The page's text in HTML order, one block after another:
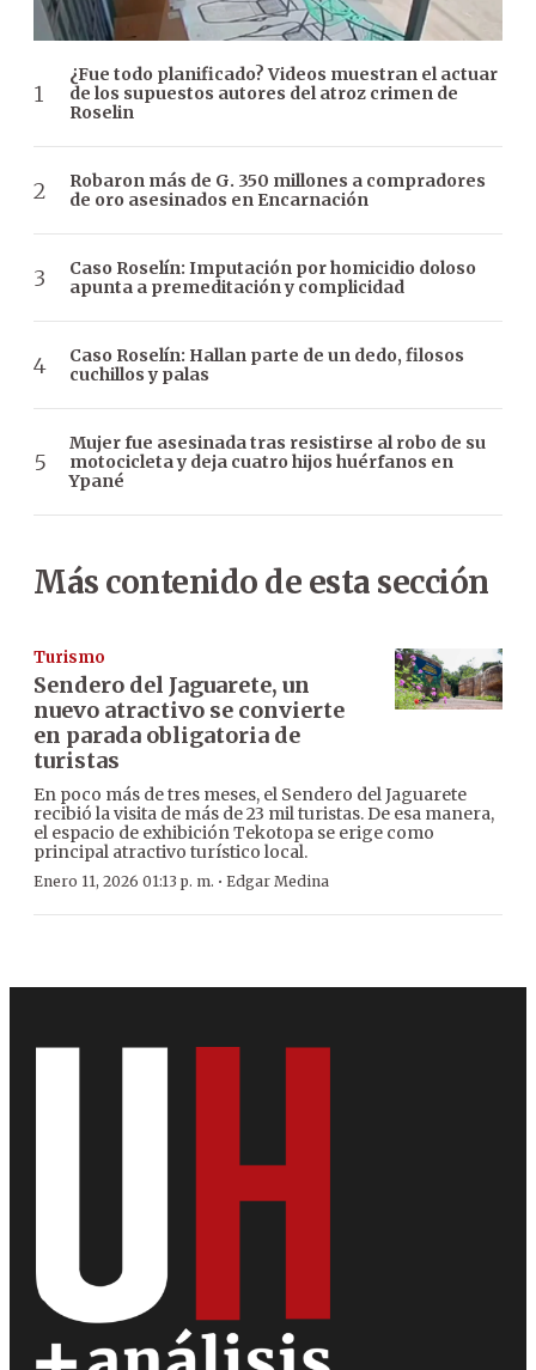
¿Fue todo planificado? Videos muestran el actuar
de los supuestos autores del atroz crimen de
Roselin
Robaron más de G. 350 millones a compradores
de oro asesinados en Encarnación
Caso Roselín: Imputación por homicidio doloso
apunta a premeditación y complicidad
Caso Roselín: Hallan parte de un dedo, filosos
cuchillos y palas
Mujer fue asesinada tras resistirse al robo de su
motocicleta y deja cuatro hijos huérfanos en
Ypané
Más contenido de esta sección
Turismo
Sendero del Jaguarete, un
nuevo atractivo se convierte
en parada obligatoria de
turistas
En poco más de tres meses, el Sendero del Jaguarete
recibió la visita de más de 23 mil turistas. De esa manera,
el espacio de exhibición Tekotopa se erige como
principal atractivo turístico local.
Enero 11, 2026 01:13 p. m. · Edgar Medina